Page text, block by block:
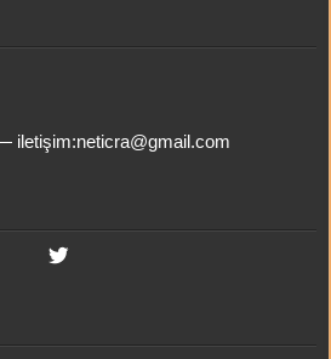
iletişim:neticra@gmail.com